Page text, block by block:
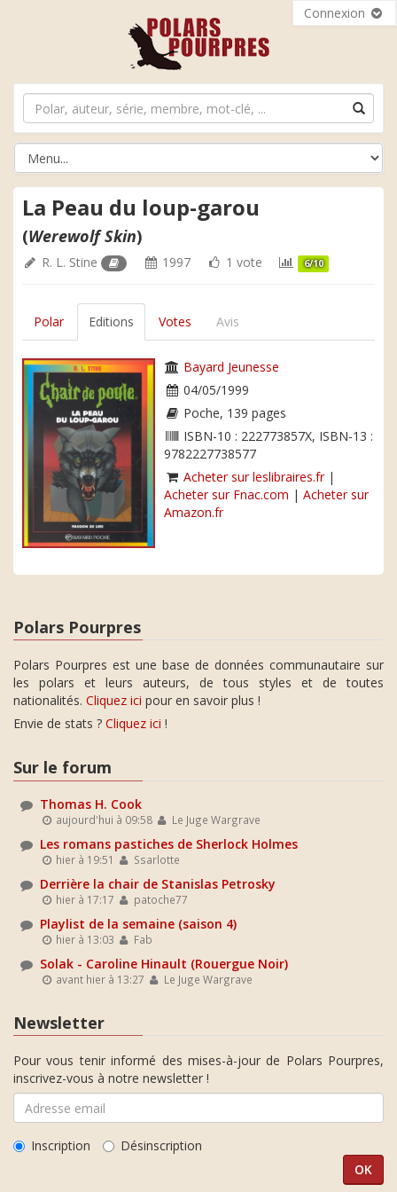
Connexion
La Peau du loup-garou
(Werewolf Skin)
R. L. Stine 1997 1 vote 6/10
Polar Editions Votes Avis
Bayard Jeunesse
04/05/1999
Poche, 139 pages
ISBN-10 : 222773857X, ISBN-13 :
9782227738577
Acheter sur leslibraires.fr|
Acheter sur Fnac.com | Acheter sur
Amazon.fr
Polars Pourpres
Polars Pourpres est une base de données communautaire sur
les polars et leurs auteurs, de tous styles et de toutes
nationalités. Cliquez ici pour en savoir plus !
Envie de stats ? Cliquez ici !
Sur le forum
Thomas H. Cook
aujourd'hui à 09:58 Le Juge Wargrave
Les romans pastiches de Sherlock Holmes
hier à 19:51 Ssarlotte
Derrière la chair de Stanislas Petrosky
hier à 17:17 patoche77
Playlist de la semaine (saison 4)
hier à 13:03 Fab
Solak - Caroline Hinault (Rouergue Noir)
avant hier à 13:27 Le Juge Wargrave
Newsletter
Pour vous tenir informé des mises-à-jour de Polars Pourpres,
inscrivez-vous à notre newsletter !
Inscription Désinscription